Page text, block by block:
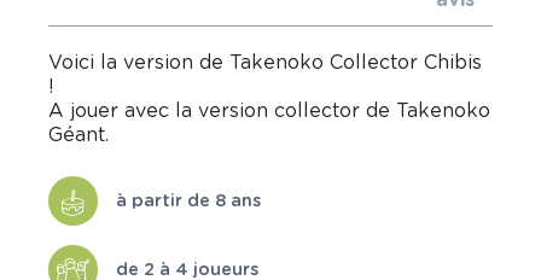
Voici la version de Takenoko Collector Chibis
!
A jouer avec la version collector de Takenoko
Géant.
à partir de 8 ans
de 2 à 4 joueurs